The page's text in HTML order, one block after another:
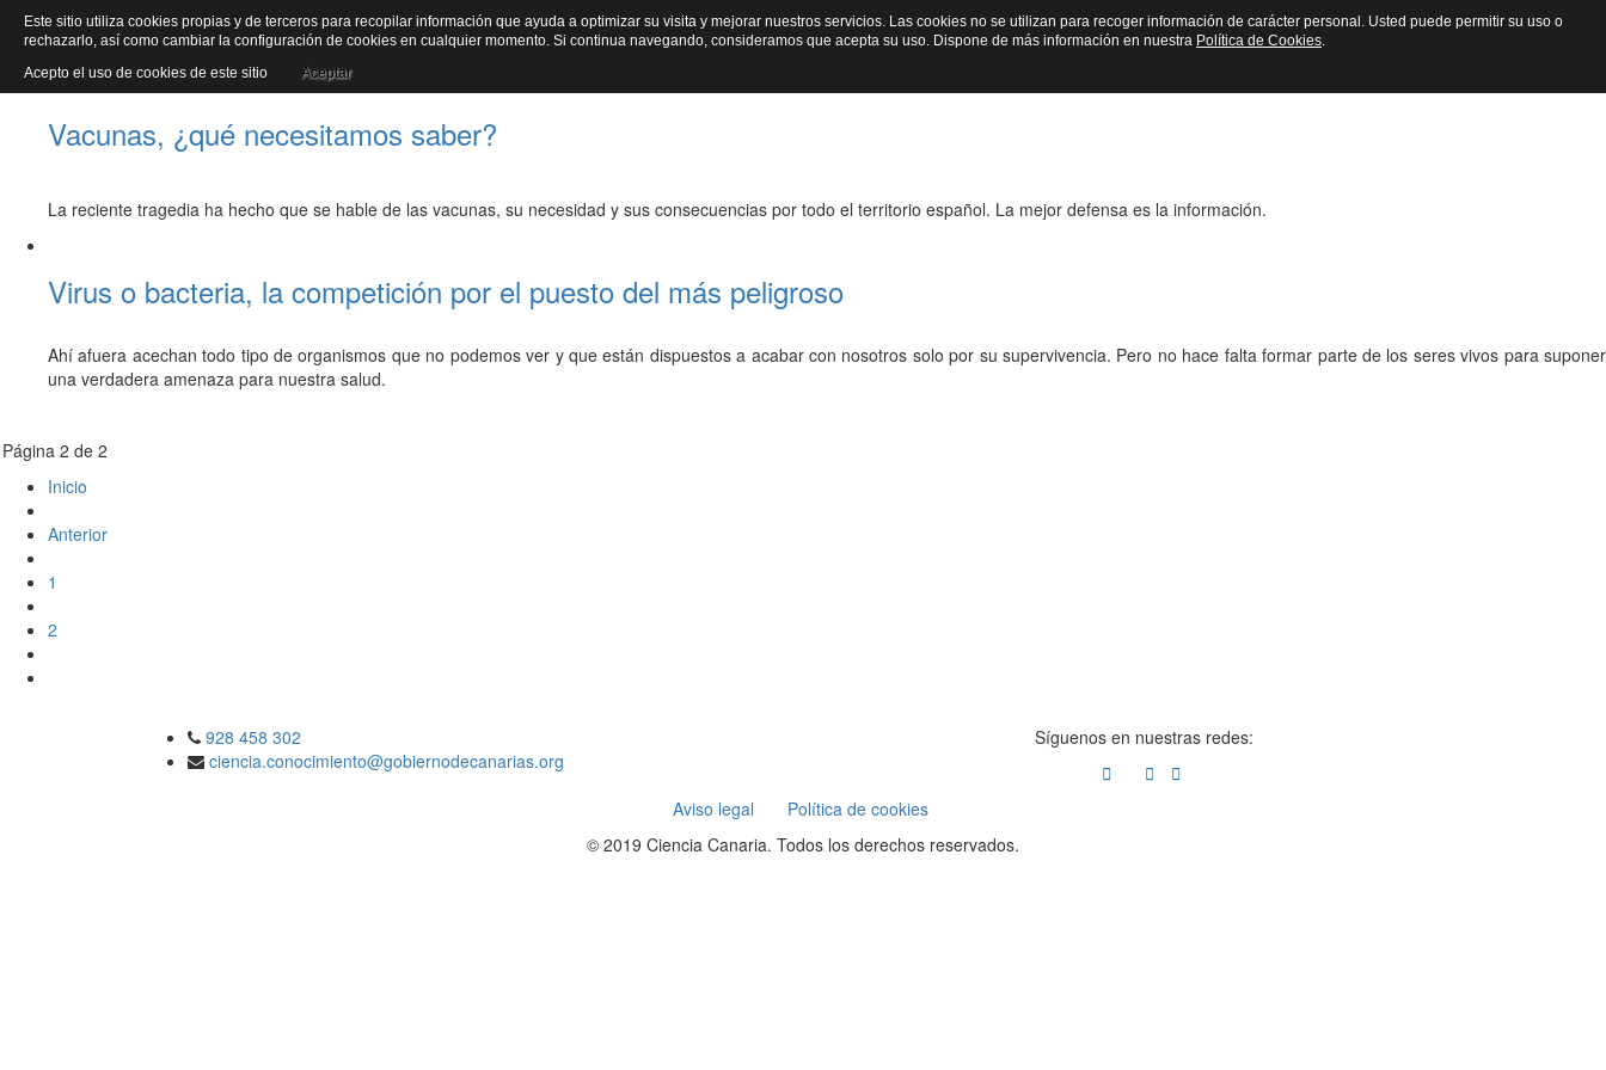
Inicio Sobre Nosotros Programas Secciones Cultura científica
Salud
Vacunas, ¿qué necesitamos saber?
La reciente tragedia ha hecho que se hable de las vacunas, su necesidad y sus consecuencias por todo el territorio español. La mejor defensa es la información.
Virus o bacteria, la competición por el puesto del más peligroso
Ahí afuera acechan todo tipo de organismos que no podemos ver y que están dispuestos a acabar con nosotros solo por su supervivencia. Pero no hace falta formar parte de los seres vivos para suponer
una verdadera amenaza para nuestra salud.
Página 2 de 2
Inicio
Anterior
1
2
928 458 302
ciencia.conocimiento@gobiernodecanarias.org
Síguenos en nuestras redes:
Aviso legal
Política de cookies
© 2019 Ciencia Canaria. Todos los derechos reservados.
Este sitio utiliza cookies propias y de terceros para recopilar información que ayuda a optimizar su visita y mejorar nuestros servicios. Las cookies no se utilizan para recoger información de carácter personal. Usted puede permitir su uso o
rechazarlo, así como cambiar la configuración de cookies en cualquier momento. Si continua navegando, consideramos que acepta su uso. Dispone de más información en nuestra Política de Cookies.
Acepto el uso de cookies de este sitio
Aceptar